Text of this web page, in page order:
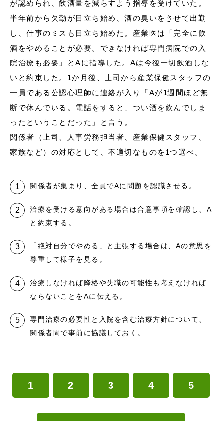
が認められ、飲酒量を減らすよう指導を受けていた。
半年前から欠勤が目立ち始め、酒の臭いをさせて出勤
し、仕事のミスも目立ち始めた。産業医は「完全に飲
酒をやめることが必要。できなければ専門病院での入
院治療も必要」とAに指導した。Aは今後一切飲酒しな
いと約束した。1か月後、上司から産業保健スタッフの
一員である公認心理師に連絡が入り「Aが1週間ほど無
断で休んでいる。電話をすると、つい酒を飲んでしま
ったということだった」と言う。
関係者（上司、人事労務担当者、産業保健スタッフ、
家族など）の対応として、不適切なものを1つ選べ。
関係者が集まり、全員でAに問題を認識させる。
治療を受ける意向がある場合は合意事項を確認し、A
と約束する。
「絶対自分でやめる」と主張する場合は、Aの意思を
尊重して様子を見る。
治療しなければ降格や失職の可能性も考えなければ
ならないことをAに伝える。
専門治療の必要性と入院を含む治療方針について、
関係者間で事前に協議しておく。
1 2 3 4 5